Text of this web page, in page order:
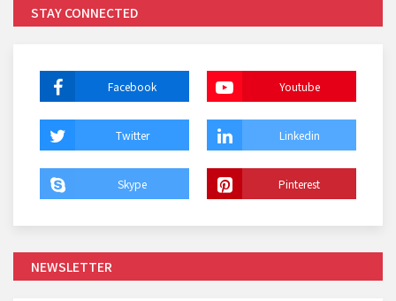
STAY CONNECTED
Facebook Youtube
Twitter Linkedin
Skype Pinterest
NEWSLETTER